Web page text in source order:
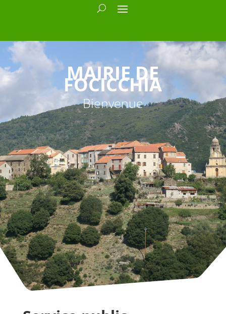
MAIRIE DE
FOCICCHIA
Bienvenue